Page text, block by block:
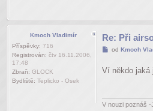
Kmoch Vladimír
Příspěvky: 716
Registrován: čtv 16.11.2006,
17:48
Zbraň: GLOCK
Bydliště: Teplicko - Osek
Re: Při
Příspěvek
od Kmoch
Ví někdo jaká
V nouzi poznáš -